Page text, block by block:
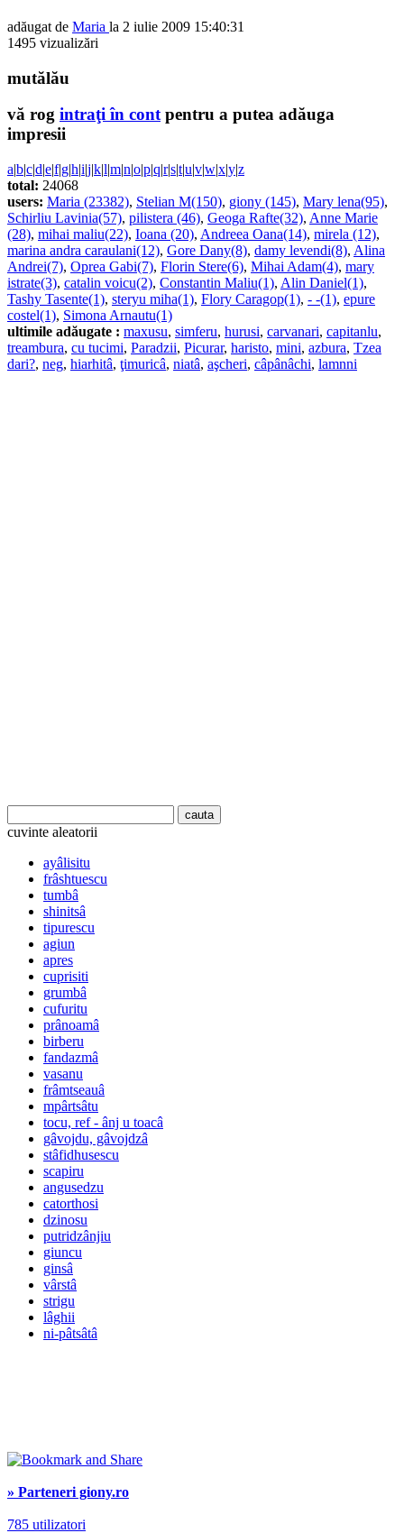
adăugat de Maria la 2 iulie 2009 15:40:31
1495 vizualizări
mutălău
vă rog intraţi în contpentru a putea adăuga
impresii
a|b|c|d|e|f|g|h|i|j|k|l|m|n|o|p|q|r|s|t|u|v|w|x|y|z
total: 24068
users: Maria (23382), Stelian M(150), giony (145), Mary lena(95),
Schirliu Lavinia(57), pilistera (46), Geoga Rafte(32), Anne Marie
(28), mihai maliu(22), Ioana (20), Andreea Oana(14), mirela (12),
marina andra caraulani(12), Gore Dany(8), damy levendi(8), Alina
Andrei(7), Oprea Gabi(7), Florin Stere(6), Mihai Adam(4), mary
istrate(3), catalin voicu(2), Constantin Maliu(1), Alin Daniel(1),
Tashy Tasente(1), steryu miha(1), Flory Caragop(1), - -(1), epure
costel(1), Simona Arnautu(1)
ultimile adăugate : maxusu, simferu, hurusi, carvanari, capitanlu,
treambura, cu tucimi, Paradzii, Picurar, haristo, mini, azbura, Tzea
dari?, neg, hiarhitâ, ţimuricâ, niatâ, aşcheri, câpânâchi, lamnni
cuvinte aleatorii
ayâlisitu
frâshtuescu
tumbâ
shinitsâ
tipurescu
agiun
apres
cuprisiti
grumbâ
cufuritu
prânoamâ
birberu
fandazmâ
vasanu
frâmtseauâ
mpârtsâtu
tocu, ref - ânj u toacâ
gâvojdu, gâvojdzâ
stâfidhusescu
scapiru
angusedzu
catorthosi
dzinosu
putridzânjiu
giuncu
ginsâ
vârstâ
strigu
lâghii
ni-pâtsâtâ
» Parteneri giony.ro
785 utilizatori